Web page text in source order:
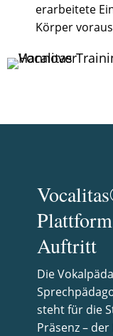
erarbeitete
Körper
Auftritt
Die
steht für die
Präsenz –